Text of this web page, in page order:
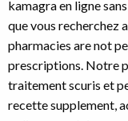
kamagra en ligne
que vous recherchez
pharmacies are not
prescriptions. Notre
traitement scuris et
recette supplement,